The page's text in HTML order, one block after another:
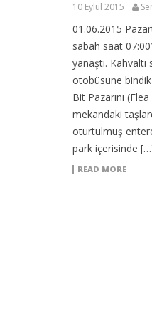
10 Eylül 2015
01.06.2015
sabah saat
yanaştı.
otobüsüne
Bit Pazarını
mekandaki
oturtulmuş
park içerisinde
READ MORE